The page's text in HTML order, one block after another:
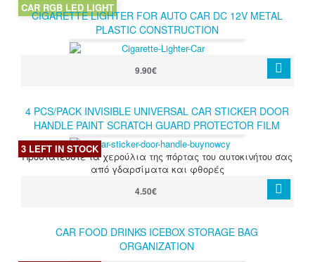
CAR RGB LED LIGHT
CIGARETTE LIGHTER FOR AUTO CAR DC 12V METAL
PLASTIC CONSTRUCTION
9.90€
4 PCS/PACK INVISIBLE UNIVERSAL CAR STICKER DOOR
HANDLE PAINT SCRATCH GUARD PROTECTOR FILM
SHEET STICKER
Προστατεύστε τα χερούλια της πόρτας του αυτοκινήτου σας
από γδαρσίματα και φθορές
3 LEFT IN STOCK
4.50€
CAR FOOD DRINKS ICEBOX STORAGE BAG
ORGANIZATION